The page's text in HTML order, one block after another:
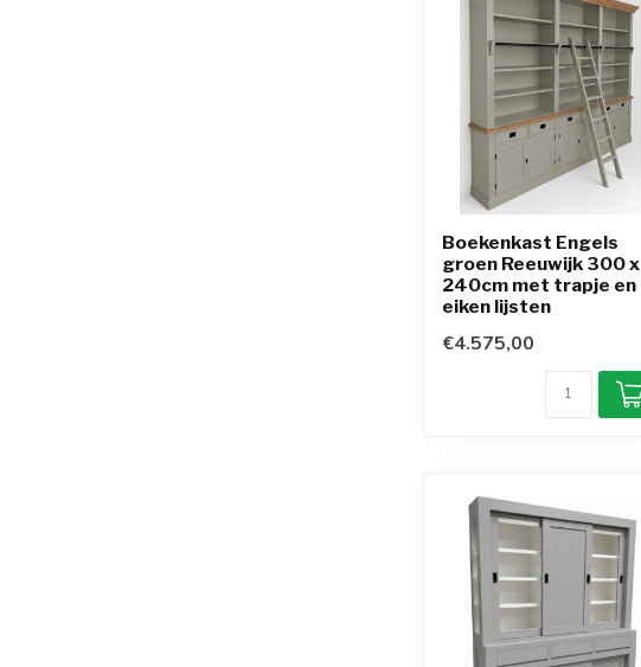
Boekenkast Engels
groen Reeuwijk 300 x
240cm met trapje en
eiken lijsten
€4.575,00